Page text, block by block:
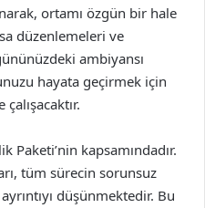
ortamı özgün bir hale
düzenlemeleri ve
ambiyansı
hayata geçirmek için
Paketi’nin kapsamındadır.
tüm sürecin sorunsuz
düşünmektedir. Bu